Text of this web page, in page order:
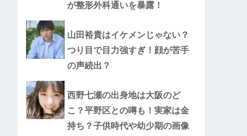
が整形外科通いを暴露！
山田裕貴はイケメンじゃない？
つり目で目力強すぎ！顔が苦手
の声続出？
西野七瀬の出身地は大阪のど
こ？平野区との噂も！実家は金
持ち？子供時代や幼少期の画像